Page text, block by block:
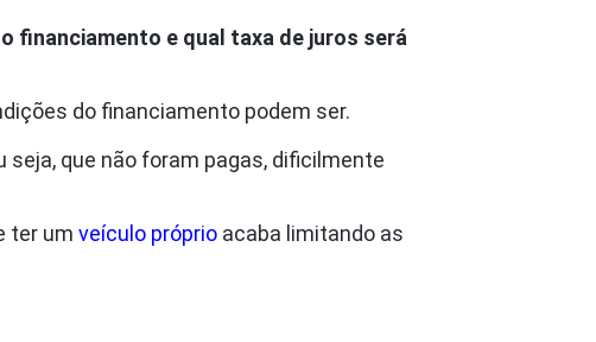
financiamento e qual taxa de juros será
do financiamento podem ser.
que não foram pagas, dificilmente
ter um veículo próprio acaba limitando as